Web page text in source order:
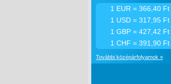
1 EUR = 366,40 Ft
1 USD = 317,95 Ft
1 GBP = 427,42 Ft
1 CHF = 391,90 Ft
További középárfolyamok »